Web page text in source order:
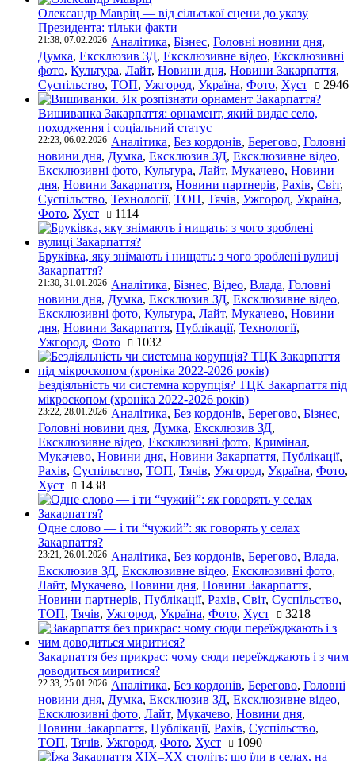
Олександр Мавріц — від сільської сцени до указу
Президента: тільки факти
21:38, 07.02.2026 Аналітика, Бізнес, Головні новини дня,
Думка, Ексклюзив ЗД, Ексклюзивне відео, Ексклюзивні
фото, Культура, Лайт, Новини дня, Новини Закарпаття,
Суспільство, ТОП, Ужгород, Україна, Фото, Хуст 2946
Вишиванка Закарпаття: орнамент, який видає село,
походження і соціальний статус
22:23, 06.02.2026 Аналітика, Без кордонів, Берегово, Головні
новини дня, Думка, Ексклюзив ЗД, Ексклюзивне відео,
Ексклюзивні фото, Культура, Лайт, Мукачево, Новини
дня, Новини Закарпаття, Новини партнерів, Рахів, Світ,
Суспільство, Технології, ТОП, Тячів, Ужгород, Україна,
Фото, Хуст 1114
Бруківка, яку знімають і нищать: з чого зроблені вулиці
Закарпаття?
21:30, 31.01.2026 Аналітика, Бізнес, Відео, Влада, Головні
новини дня, Думка, Ексклюзив ЗД, Ексклюзивне відео,
Ексклюзивні фото, Культура, Лайт, Мукачево, Новини
дня, Новини Закарпаття, Публікації, Технології,
Ужгород, Фото 1032
Бездіяльність чи системна корупція? ТЦК Закарпаття під
мікроскопом (хроніка 2022-2026 років)
23:22, 28.01.2026 Аналітика, Без кордонів, Берегово, Бізнес,
Головні новини дня, Думка, Ексклюзив ЗД,
Ексклюзивне відео, Ексклюзивні фото, Кримінал,
Мукачево, Новини дня, Новини Закарпаття, Публікації,
Рахів, Суспільство, ТОП, Тячів, Ужгород, Україна, Фото,
Хуст
1438
Одне слово — і ти “чужий”: як говорять у селах
Закарпаття?
23:21, 26.01.2026 Аналітика, Без кордонів, Берегово, Влада,
Ексклюзив ЗД, Ексклюзивне відео, Ексклюзивні фото,
Лайт, Мукачево, Новини дня, Новини Закарпаття,
Новини партнерів, Публікації, Рахів, Світ, Суспільство,
ТОП, Тячів, Ужгород, Україна, Фото, Хуст 3218
Закарпаття без прикрас: чому сюди переїжджають і з чим
доводиться миритися?
22:33, 25.01.2026 Аналітика, Без кордонів, Берегово, Головні
новини дня, Думка, Ексклюзив ЗД, Ексклюзивне відео,
Ексклюзивні фото, Лайт, Мукачево, Новини дня,
Новини Закарпаття, Публікації, Рахів, Суспільство,
ТОП, Тячів, Ужгород, Фото, Хуст 1090